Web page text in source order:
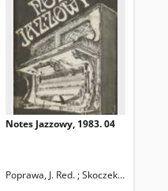
Skoczek, T. Red.
Notes Jazzowy, 1983. 04
Poprawa, J. Red. ; Skoczek T. Red.